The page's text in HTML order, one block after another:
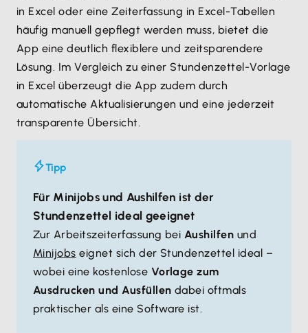
in Excel oder eine Zeiterfassung in Excel-Tabellen
häufig manuell gepflegt werden muss, bietet die
App eine deutlich flexiblere und zeitsparendere
Lösung. Im Vergleich zu einer Stundenzettel-Vorlage
in Excel überzeugt die App zudem durch
automatische Aktualisierungen und eine jederzeit
transparente Übersicht.
Tipp
Für Minijobs und Aushilfen ist der
Stundenzettel ideal geeignet
Zur Arbeitszeiterfassung bei Aushilfen und
Minijobs eignet sich der Stundenzettel ideal –
wobei eine kostenlose Vorlage zum
Ausdrucken und Ausfüllen dabei oftmals
praktischer als eine Software ist.